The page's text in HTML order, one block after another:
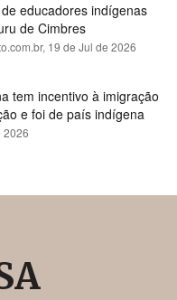
educadores indígenas
de Cimbres
19 de Jul de 2026
tem incentivo à imigração
e foi de país indígena
2026